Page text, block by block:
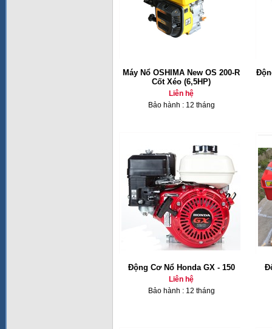
Máy Nổ OSHIMA New OS 200-R
Cốt Xéo (6,5HP)
Liên hệ
Bảo hành : 12 tháng
Động Cơ Nổ Honda GX - 150
Liên hệ
Bảo hành : 12 tháng